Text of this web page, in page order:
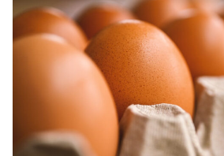
c
e
k
a
t
A
n
k
e
d
I
e
g
r
a
m
a